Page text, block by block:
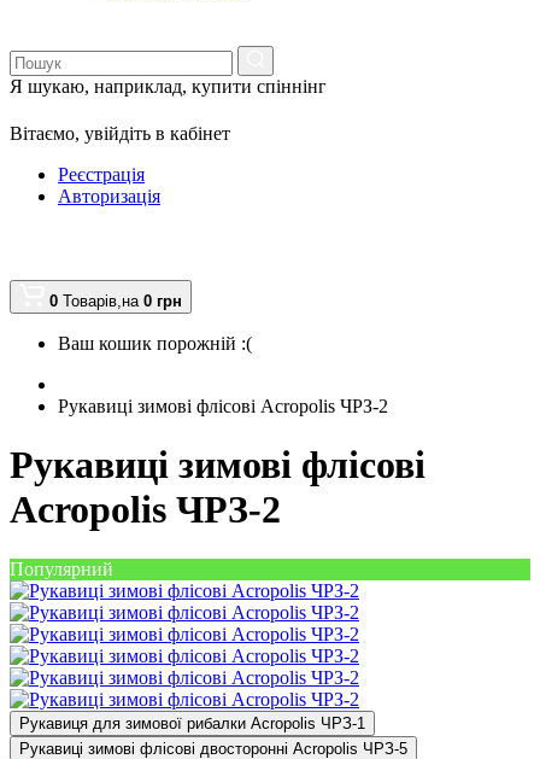
Я шукаю, наприклад, купити спіннінг
Вітаємо, увійдіть в кабінет
Реєстрація
Авторизація
0 Товарів,на 0 грн
Ваш кошик порожній :(
Рукавиці зимові флісові Acropolis ЧРЗ-2
Рукавиці зимові флісові
Acropolis ЧРЗ-2
Популярний
Рукавиця для зимової рибалки Acropolis ЧРЗ-1
Рукавиці зимові флісові двосторонні Acropolis ЧРЗ-5